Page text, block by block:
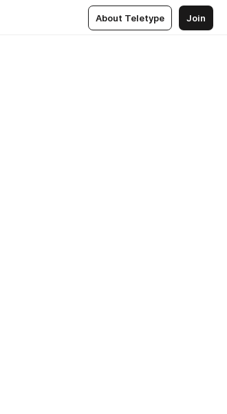
About Teletype Join